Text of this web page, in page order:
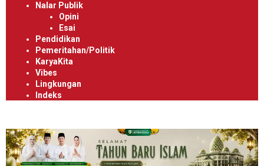
Nalar Publik
Opini
Esai
Pendidikan
Pemeritahan/Politik
KaryaKita
Vibes
Lingkungan
Indeks